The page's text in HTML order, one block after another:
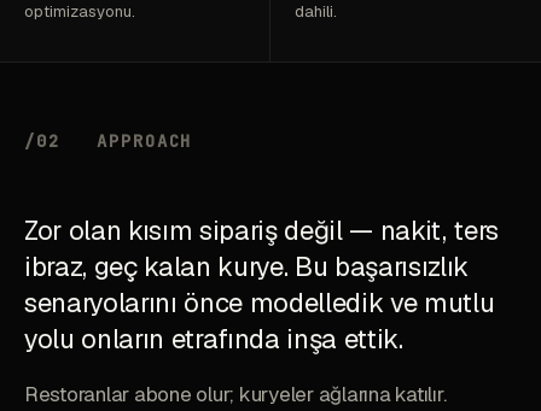
optimizasyonu.
dahili.
/02 APPROACH
Zor olan kısım sipariş değil — nakit, ters
ibraz, geç kalan kurye. Bu başarısızlık
senaryolarını önce modelledik ve mutlu
yolu onların etrafında inşa ettik.
Restoranlar abone olur; kuryeler ağlarına katılır.